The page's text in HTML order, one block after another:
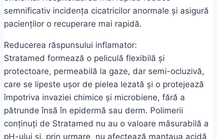
semnificativ incidența cicatricilor anormale și asigură
pacienților o recuperare mai rapidă.
Reducerea răspunsului inflamator:
Stratamed formează o peliculă flexibilă și
protectoare, permeabilă la gaze, dar semi-ocluzivă,
care se lipeste ușor de pielea lezată și o protejează
împotriva invaziei chimice și microbiene, fără a
pătrunde însă în epidermă sau derm. Polimerii
conținuți de Stratamed nu au o valoare măsurabilă a
pH-ului și, prin urmare, nu afectează mantaua acidă